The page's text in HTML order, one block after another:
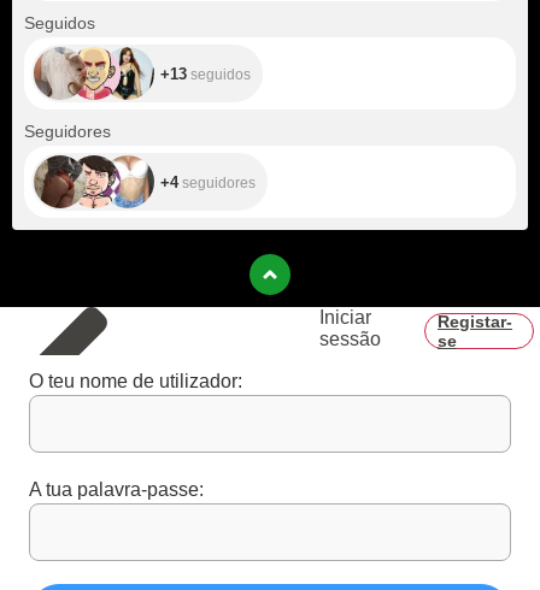
Seguidos
+13 seguidos
Seguidores
+4seguidores
Iniciar
sessão
Registar-
se
O teu nome de utilizador:
A tua palavra-passe: